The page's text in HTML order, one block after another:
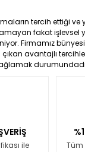
tercih ettiği ve
fakat işlevsel
Firmamız
çıkan avantajlı
ile
Tüm